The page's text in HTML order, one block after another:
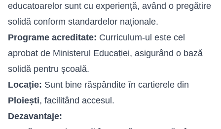
educatoarelor sunt cu experiență, având o pregătire
solidă conform standardelor naționale.
Programe acreditate: Curriculum-ul este cel
aprobat de Ministerul Educației, asigurând o bază
solidă pentru școală.
Locație: Sunt bine răspândite în cartierele din
Ploiești, facilitând accesul.
Dezavantaje: